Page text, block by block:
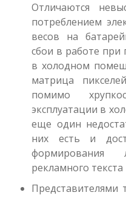
Отличаются
потреблением
весов на
сбои в работе при
в холодном
матрица
помимо
эксплуатации в
еще один
них есть и
рекламного
Представителями